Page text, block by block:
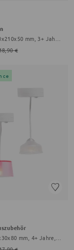
7 Teile, 210x210x50 mm, 3+ Jahre, braun
€